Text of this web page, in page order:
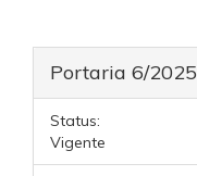
Portaria 6/2025
Status:
Vigente